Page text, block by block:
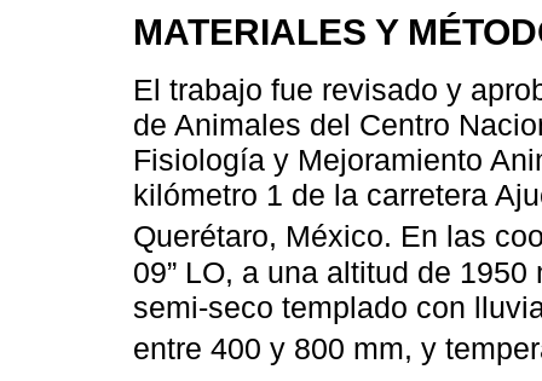
MATERIALES Y
El trabajo fue revisado y
de Animales del Centro
Fisiología y Mejoramiento
kilómetro 1 de la carretera
Querétaro, México. En las
09” LO, a una altitud de
semi-seco templado con
entre 400 y 800 mm, y